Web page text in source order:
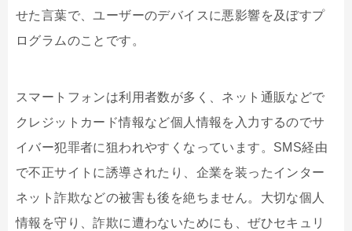
せた言葉で、ユーザーのデバイスに悪影響を及ぼすプ
ログラムのことです。
スマートフォンは利用者数が多く、ネット通販などで
クレジットカード情報など個人情報を入力するのでサ
イバー犯罪者に狙われやすくなっています。SMS経由
で不正サイトに誘導されたり、企業を装ったインター
ネット詐欺などの被害も後を絶ちません。大切な個人
情報を守り、詐欺に遭わないためにも、ぜひセキュリ